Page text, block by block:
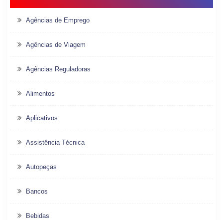
Agências de Emprego
Agências de Viagem
Agências Reguladoras
Alimentos
Aplicativos
Assistência Técnica
Autopeças
Bancos
Bebidas